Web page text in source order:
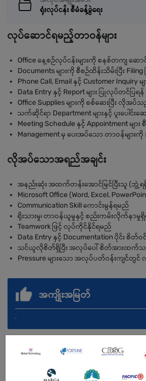
ရုံးလုပ်ငန်း စီမံခန့်ခွဲရေး
လုပ်ဆောင်ရမည့်တာဝန်များ
Office နေ့စဉ်လုပ်ငန်းများကို စနစ်တကျ ဆေ
Documents များကို စီစဉ်ထိန်းသိမ်းပြီး
Phone Call, Email နှင့် Customer Inquiry မ
Data Entry နှင့် Report များ ပြုလုပ်တင်ပြရန်
Office Supplies များကို စစ်ဆေးပြီး လိုအပ်သ
သက်ဆိုင်ရာ Department များနှင့် ပူးပေါင်း
Meeting Schedule နှင့် Appointment များ
Management မှ ပေးအပ်သော တာဝန်များ
လိုအပ်သောအရည်အချင်း
အနည်းဆုံး အထက်တန်းအောင်မြင်ပြီးသူ (ဘွဲ့ရရှိ
Microsoft Office (Word, Excel,
Communication Skill ကောင်းမွန်ရမည်
ရိုးသားမှု၊ တာဝန်ယူမှုနှင့် စည်းကမ်းလိုက်နာမှု
Teamwork ဖြင့် လုပ်ကိုင်နိုင်ရမည်
Data Entry နှင့် Documentation ပိုင်း စိတ်
သင်ယူလိုစိတ်ရှိပြီး အလုပ်ပေါ် စိတ်အားထက်သ
Pressure များသော အလုပ်ပတ်ဝန်းကျင်တွ
အကျိုးအမြတ်
.